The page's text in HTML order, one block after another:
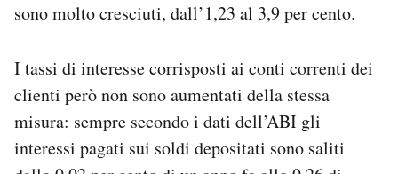
sono molto cresciuti, dall’1,23 al 3,9 per cento.
I tassi di interesse corrisposti ai conti correnti dei
clienti però non sono aumentati della stessa
misura: sempre secondo i dati dell’ABI gli
interessi pagati sui soldi depositati sono saliti